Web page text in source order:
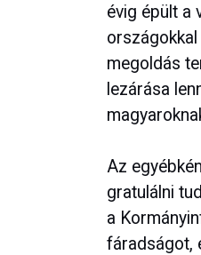
évig épült a
megoldás
lezárása
Az
gratulálni
a
fáradságot,